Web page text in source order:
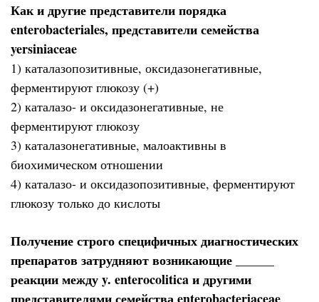
Как и другие представители порядка
enterobacteriales, представители семейства
yersiniaceae
1) каталазопозитивные, оксидазонегативные,
ферментируют глюкозу (+)
2) каталазо- и оксидазонегативные, не
ферментируют глюкозу
3) каталазонегативные, малоактивны в
биохимическом отношении
4) каталазо- и оксидазопозитивные, ферментируют
глюкозу только до кислоты
Получение строго специфичных диагностических
препаратов затрудняют возникающие ______
реакции между y. enterocolitica и другими